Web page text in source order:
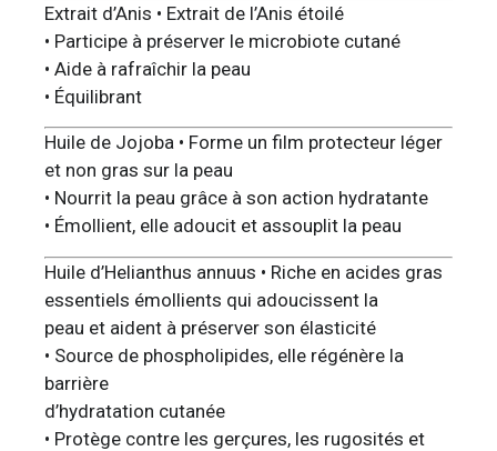
Extrait d’Anis • Extrait de l’Anis étoilé
• Participe à préserver le microbiote cutané
• Aide à rafraîchir la peau
• Équilibrant
Huile de Jojoba • Forme un film protecteur léger
et non gras sur la peau
• Nourrit la peau grâce à son action hydratante
• Émollient, elle adoucit et assouplit la peau
Huile d’Helianthus annuus • Riche en acides gras
essentiels émollients qui adoucissent la
peau et aident à préserver son élasticité
• Source de phospholipides, elle régénère la
barrière
d’hydratation cutanée
• Protège contre les gerçures, les rugosités et